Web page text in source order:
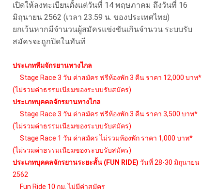
เปิดให้ลงทะเบียนตั้งแต่วันที่ 14 พฤษภาคม ถึงวันที่ 16
มิถุนายน 2562 (เวลา 23.59 น. ของประเทศไทย)
ยกเว้นหากมีจำนวนผู้สมัครแข่งขันเกินจำนวน ระบบรับ
สมัครจะถูกปิดในทันที
ประเภททีมจักรยานทางไกล
Stage Race 3 วัน ค่าสมัคร ฟรีห้องพัก 3 คืน ราคา 12,000 บาท*
(ไม่รวมค่าธรรมเนียมของระบบรับสมัคร)
ประเภทบุคคลจักรยานทางไกล
Stage Race 3 วัน ค่าสมัคร ฟรีห้องพัก 3 คืน ราคา 3,500 บาท*
(ไม่รวมค่าธรรมเนียมของระบบรับสมัคร)
Stage Race 1 วัน ค่าสมัคร ไม่รวมห้องพัก ราคา 1,000 บาท*
(ไม่รวมค่าธรรมเนียมของระบบรับสมัคร)
ประเภทบุคคลจักรยานระยะสั้น (FUN RIDE)วันที่ 28-30 มิถุนายน
2562
Fun Ride 10 กม. ไม่มีค่าสมัคร